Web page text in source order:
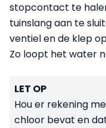
stopcontact te
tuinslang aan te
ventiel en de klep
Zo loopt het water
LET OP
Hou er rekening
chloor bevat en